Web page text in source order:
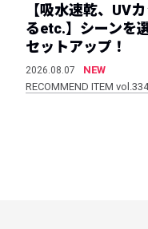
【吸水速乾、UV
るetc.】シーンを
セットアップ！
2026.08.07
NEW
RECOMMEND ITEM vol.334